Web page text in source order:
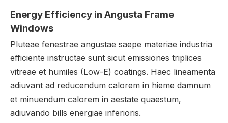
Energy Efficiency in Angusta Frame
Windows
Pluteae fenestrae angustae saepe materiae industria
efficiente instructae sunt sicut emissiones triplices
vitreae et humiles (Low-E) coatings. Haec lineamenta
adiuvant ad reducendum calorem in hieme damnum
et minuendum calorem in aestate quaestum,
adiuvando bills energiae inferioris.